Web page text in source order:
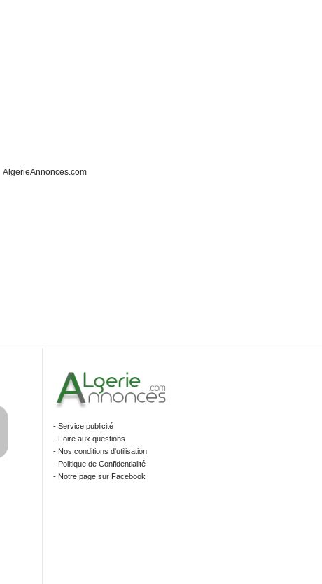
AlgerieAnnonces.com
- Service publicité
- Foire aux questions
- Nos conditions d'utilisation
- Politique de Confidentialité
- Notre page sur Facebook